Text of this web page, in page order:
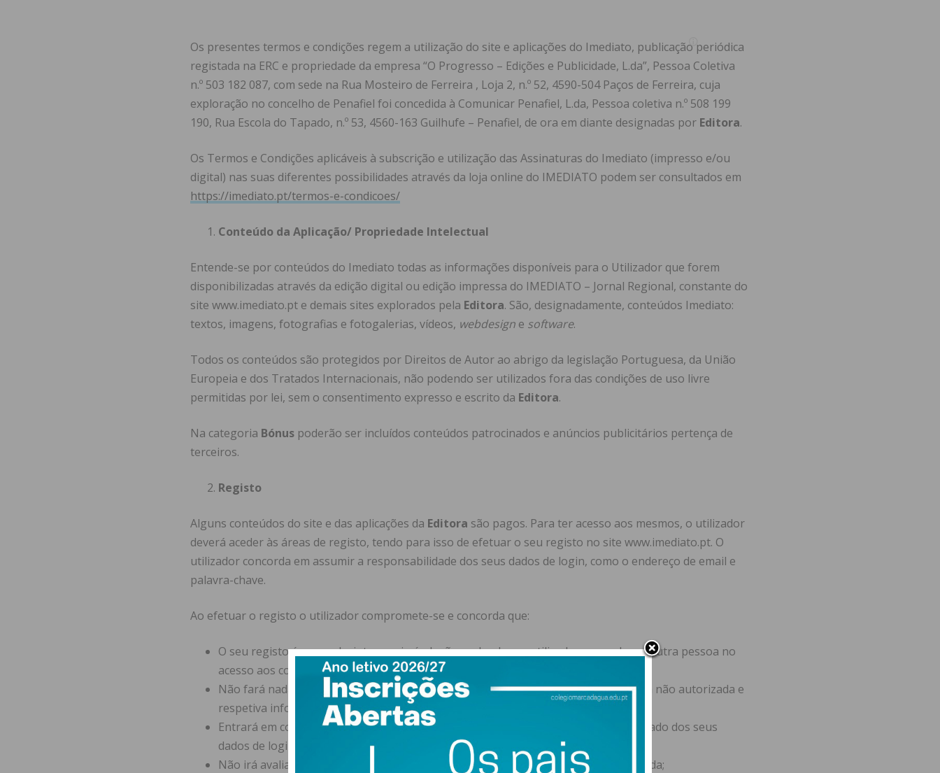
Os presentes termos e condições regem a utilização do site e aplicações do Imediato, publicação periódica
registada na ERC e propriedade da empresa “O Progresso – Edições e Publicidade, L.da”, Pessoa Coletiva
n.º 503 182 087, com sede na Rua Mosteiro de Ferreira , Loja 2, n.º 52, 4590-504 Paços de Ferreira, cuja
exploração no concelho de Penafiel foi concedida à Comunicar Penafiel, L.da, Pessoa coletiva n.º 508 199
190, Rua Escola do Tapado, n.º 53, 4560-163 Guilhufe – Penafiel, de ora em diante designadas por Editora.
Os Termos e Condições aplicáveis à subscrição e utilização das Assinaturas do Imediato (impresso e/ou
digital) nas suas diferentes possibilidades através da loja online do IMEDIATO podem ser consultados em
https://imediato.pt/termos-e-condicoes/
Conteúdo da Aplicação/ Propriedade Intelectual
Entende-se por conteúdos do Imediato todas as informações disponíveis para o Utilizador que forem
disponibilizadas através da edição digital ou edição impressa do IMEDIATO – Jornal Regional, constante do
site www.imediato.pt e demais sites explorados pela Editora. São, designadamente, conteúdos Imediato:
textos, imagens, fotografias e fotogalerias, vídeos, webdesign e software.
Todos os conteúdos são protegidos por Direitos de Autor ao abrigo da legislação Portuguesa, da União
Europeia e dos Tratados Internacionais, não podendo ser utilizados fora das condições de uso livre
permitidas por lei, sem o consentimento expresso e escrito da Editora.
Na categoria Bónus poderão ser incluídos conteúdos patrocinados e anúncios publicitários pertença de
terceiros.
Registo
Alguns conteúdos do site e das aplicações da Editora são pagos. Para ter acesso aos mesmos, o utilizador
deverá aceder às áreas de registo, tendo para isso de efetuar o seu registo no site www.imediato.pt. O
utilizador concorda em assumir a responsabilidade dos seus dados de login, como o endereço de email e
palavra-chave.
Ao efetuar o registo o utilizador compromete-se e concorda que:
O seu registo é pessoal e intransmissível, não podendo ser utilizado por qualquer outra pessoa no
acesso aos conteúdos digitais do Imediato;
Não fará nada que possa lesar aEditora, nomeadamente aceder a uma área/conta não autorizada e
respetiva informação;
Entrará em contacto com aEditora, caso se aperceba de qualquer uso não autorizado dos seus
dados de login;
Não irá avaliar e testar a vulnerabilidade do sistema e quebrar a segurança instalada;